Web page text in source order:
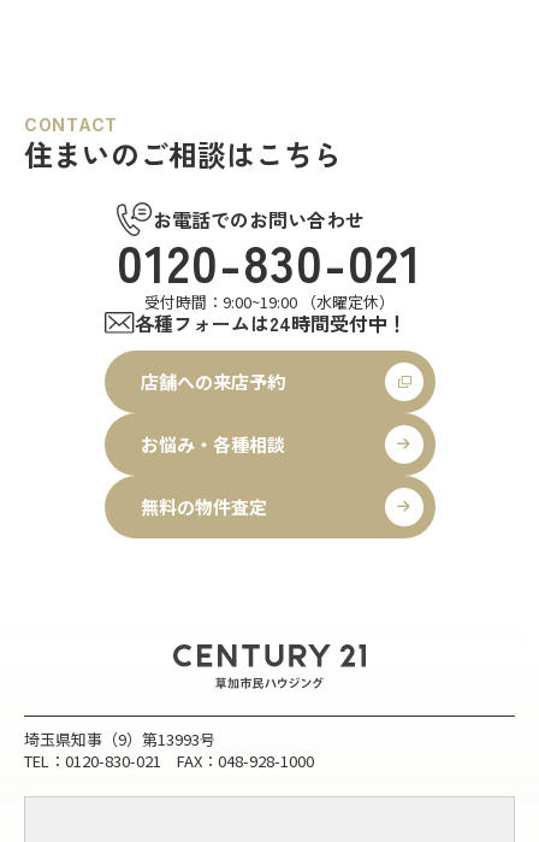
CONTACT
住まいのご相談はこちら
お電話でのお問い合わせ
0120-830-021
受付時間：9:00~19:00 （水曜定休）
各種フォームは24時間受付中！
店舗への来店予約
お悩み・各種相談
無料の物件査定
埼玉県知事（9）第13993号
TEL：0120-830-021 FAX：048-928-1000